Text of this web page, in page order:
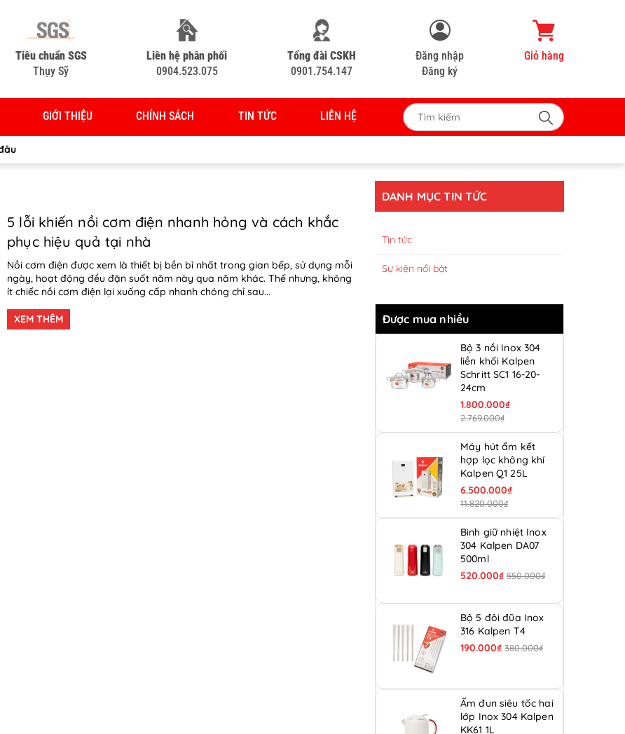
Tiêu chuẩn SGS
Thụy Sỹ
Liên hệ phân phối
0904.523.075
Tổng đài CSKH
0901.754.147
Đăng nhập
Đăng ký
Giỏ hàng
GIỚI THIỆU CHÍNH SÁCH TIN TỨC LIÊN HỆ
5 lỗi khiến nồi cơm điện nhanh hỏng và cách khắc
phục hiệu quả tại nhà
Nồi cơm điện được xem là thiết bị bền bỉ nhất trong gian bếp, sử dụng mỗi
ngày, hoạt động đều đặn suốt năm này qua năm khác. Thế nhưng, không
ít chiếc nồi cơm điện lại xuống cấp nhanh chóng chỉ sau...
XEM THÊM
DANH MỤC TIN TỨC
Tin tức
Sự kiện nổi bật
Được mua nhiều
Bộ 3 nồi Inox 304
liền khối Kalpen
Schritt SC1 16-20-
24cm
1.800.000₫
2.769.000₫
Máy hút ẩm kết
hợp lọc không khí
Kalpen Q1 25L
6.500.000₫
11.820.000₫
Bình giữ nhiệt Inox
304 Kalpen DA07
500ml
520.000₫ 550.000₫
Bộ 5 đôi đũa Inox
316 Kalpen T4
190.000₫ 380.000₫
Ấm đun siêu tốc hai
lớp Inox 304 Kalpen
KK61 1L